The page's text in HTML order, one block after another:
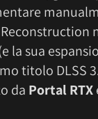
la sua
titolo DLSS
da Portal RTX